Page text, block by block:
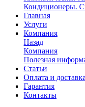
Кондиционеры.
Главная
Услуги
Компания
Назад
Компания
Полезная
Статьи
Оплата и доставка
Гарантия
Контакты